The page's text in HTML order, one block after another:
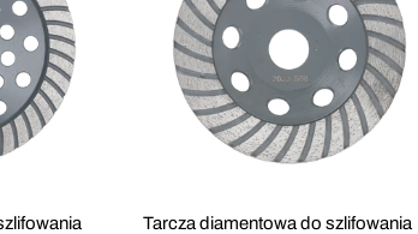
Tarcza diamentowa do szlifowania